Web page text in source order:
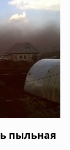
пыльная